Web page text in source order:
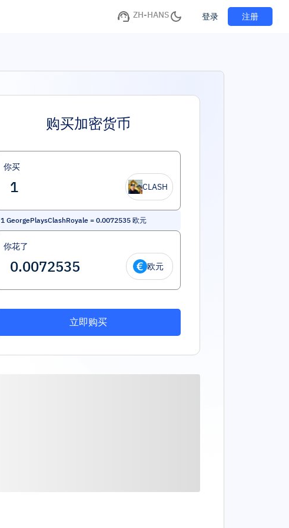
ZH-HANS 登录 注册
购买加密货币
你买
CLASH
1 GeorgePlaysClashRoyale = 0.0072535 欧元
你花了
欧元
立即购买